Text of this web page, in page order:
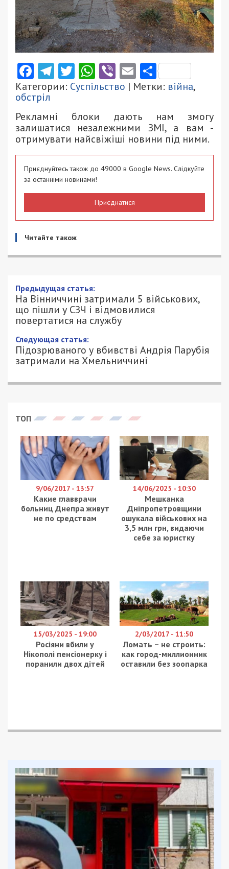
Facebook
Telegram
Twitter
WhatsApp
ViberEmail
Категории: Суспільство | Метки: війна,
обстріл
Рекламні блоки дають нам змогу
залишатися незалежними ЗМІ, а вам -
отримувати найсвіжіші новини під ними.
Приєднуйтесь також до 49000 в Google News. Слідкуйте
за останніми новинами!
Приєднатися
Читайте також
На Вінниччині затримали 5 військових,
що пішли у СЗЧ і відмовилися
повертатися на службу
31/08/2025 - 21:01
ПЕТРО ЩУКІН - СПЕЦИАЛЬНО ДЛЯ
49000.COM.UA
658
Працівники Державного бюро розслідувань
у Вінницькій області. Про це повідомляє49000з
посиланням на ДБР.
За даними ДБР, вони категорично відмовилися
добровільно повертатися на службу.
Затриманим чоловікам повідомили про підозру
за ч. 5 ст. 407 Кримінального кодексу України —
самовільне залишення військової частини в
хабар за повернення на службу після СЗЧ.
Категории:Суспільство| Метки:військові,
сзч
Рекламні блоки дають нам змогу
залишатися незалежними ЗМІ, а вам -
отримувати найсвіжіші новини під ними.
Приєднуйтесь також до 49000 в Google News. Слідкуйте
за останніми новинами!